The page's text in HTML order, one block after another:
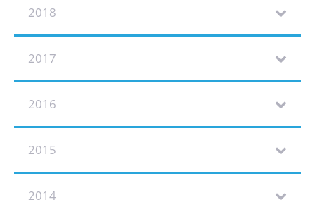
2018
2017
2016
2015
2014